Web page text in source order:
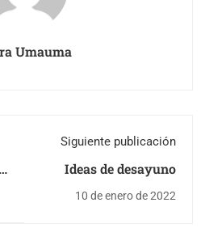
Umauma
Siguiente publicación
Ideas de desayuno
10 de enero de 2022